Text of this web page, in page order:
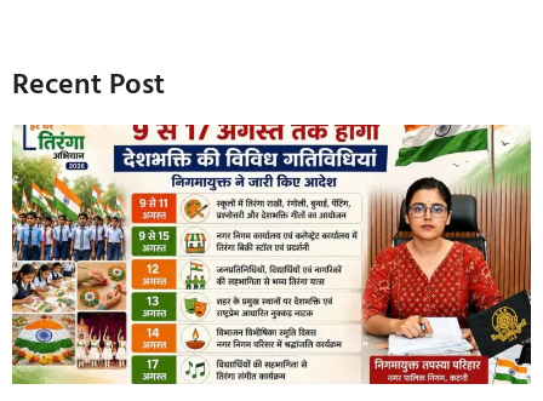
Recent Post